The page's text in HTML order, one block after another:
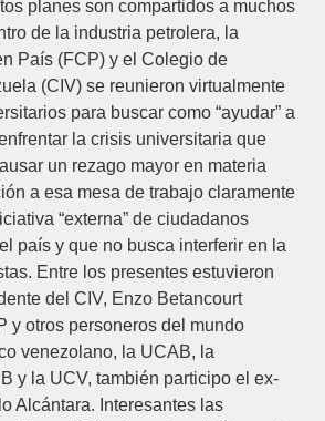
planes son compartidos a muchos
de la industria petrolera, la
País (FCP) y el Colegio de
(CIV) se reunieron virtualmente
para buscar como “ayudar” a
la crisis universitaria que
un rezago mayor en materia
a esa mesa de trabajo claramente
“externa” de ciudadanos
país y que no busca interferir en la
Entre los presentes estuvieron
del CIV, Enzo Betancourt
y otros personeros del mundo
venezolano, la UCAB, la
y la UCV, también participo el ex-
Alcántara. Interesantes las